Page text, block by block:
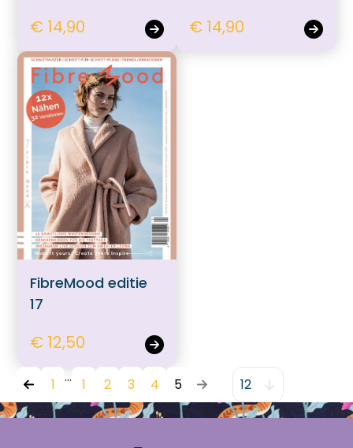
€ 14,90 € 14,90
FibreMood editie
17
€ 12,50
1 1 2 3 4 5